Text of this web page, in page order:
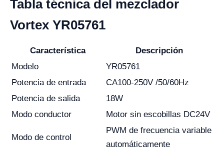
Tabla técnica del mezclador
Vortex YR05761
Característica
Descripción
Modelo
YR05761
Potencia de entrada
CA100-250V /50/60Hz
Potencia de salida
18W
Modo conductor
Motor sin escobillas DC24V
Modo de control
PWM de frecuencia variable
automáticamente